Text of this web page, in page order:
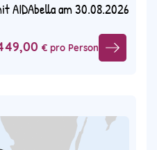
AIDAbella am 30.08.2026
€ pro Person